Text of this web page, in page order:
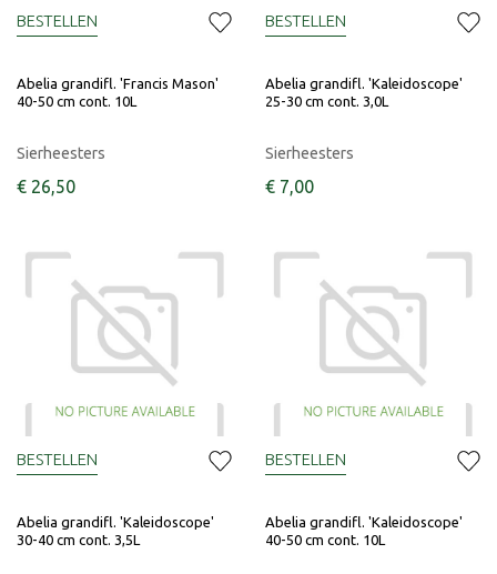
Abelia grandifl. 'Francis Mason'
40-50 cm cont. 10L
Sierheesters
€ 26,50
BESTELLEN
Abelia grandifl. 'Kaleidoscope'
25-30 cm cont. 3,0L
Sierheesters
€ 7,00
BESTELLEN
Abelia grandifl. 'Kaleidoscope'
30-40 cm cont. 3,5L
BESTELLEN
Abelia grandifl. 'Kaleidoscope'
40-50 cm cont. 10L
BESTELLEN